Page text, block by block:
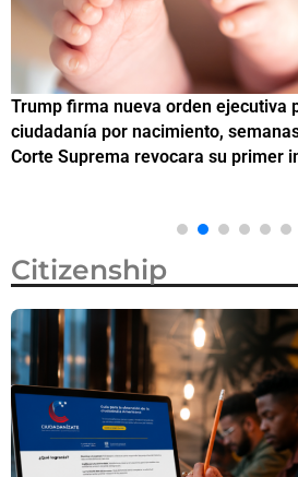
Trump firma nueva orden ejecutiva
ciudadanía por nacimiento,
Corte Suprema revocara su primer
Citizenship